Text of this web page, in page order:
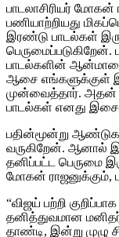
பாடலாசிரியர்
பணியாற்றியது
இரண்டு பாடல்கள்
பாடல்களின்
ஆசை எங்களுக்குள்
முன்வைத்தார். அதன்
பாடல்கள் எனது
பதின்மூன்று
வருகிறேன். ஆனால்
தனிப்பட்ட பெருமை
மோகன் ராஜனுக்கும்,
“விஜய் பற்றி
தனித்துவமான
தாண்டி, இன்று முழு